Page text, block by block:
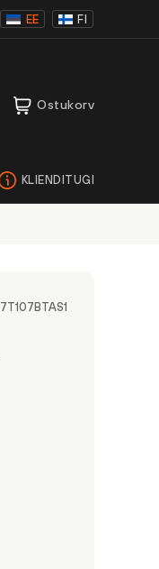
EE FI
Ostukorv
KLIENDITUGI